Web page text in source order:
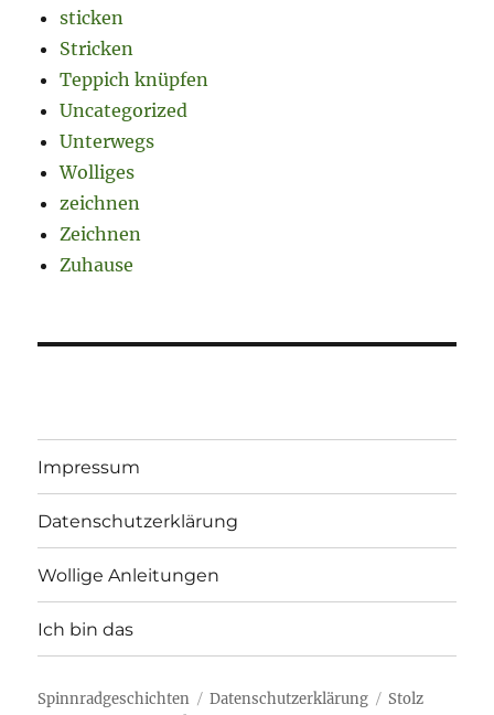
sticken
Stricken
Teppich knüpfen
Uncategorized
Unterwegs
Wolliges
zeichnen
Zeichnen
Zuhause
Impressum
Datenschutzerklärung
Wollige Anleitungen
Ich bin das
Spinnradgeschichten Datenschutzerklärung
Stolz